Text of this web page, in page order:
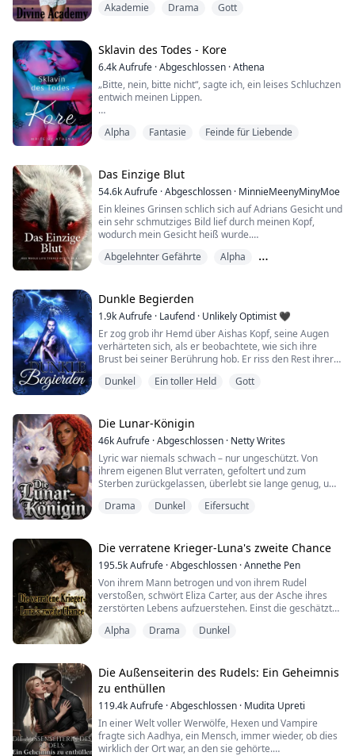
mit einem selbstgefälligen Grinsen im Gesicht.
während ich meine Hände von seinen Armen löste und
sie in sein Haar legte, um ihn zu mir herunterzuziehen.
DIES IST EIN REVERSE-HAREM-ROMAN - LESEN AU...
Akademie Drama Gott
Sklavin des Todes - Kore
6.4kAufrufe ·Abgeschlossen ·Athena
„Bitte, nein, bitte nicht“, sagte ich, ein leises Schluchzen
entwich meinen Lippen.
waren sie so wunderschön? Nein, ich durfte nicht so
„Ich bin eine geweihte Jungfrau der Göttin Athene“,
sagte ich zu ihm. Hades gefiel diese Antwort nicht.
„Ich werde dich bald brechen“, sagte ...
Alpha Fantasie Feinde für Liebende
Das Einzige Blut
54.6kAufrufe ·Abgeschlossen · MinnieMeenyMinyMoe
Ein kleines Grinsen schlich sich auf Adrians Gesicht und
ein sehr schmutziges Bild lief durch meinen Kopf,
wodurch mein Gesicht heiß wurde.
Oh Göttin....
meine Finger zwischen meine Schenkel gleiten lassen.
Es war, als würde ein Pornofilm in meinem Kopf
ablaufen. Ich wusste nicht, wie es bei Aiden und Logan
war, aber Adrian konnte meine Erregung...
Abgelehnter Gefährte
Alpha
Dunkle Begierden
1.9kAufrufe · Laufend · Unlikely Optimist 🖤
Er zog grob ihr Hemd über Aishas Kopf, seine Augen
verhärteten sich, als er beobachtete, wie sich ihre
Brust bei seiner Berührung hob. Er riss den Rest ihrer
packte er ihren Hals.
einem Finger über ihre Lippen. Sie nickte, unfähig zu
sprechen, während sie sich vor ihm niederließ. Seine
Auge...
Dunkel Ein toller Held Gott
Die Lunar-Königin
46kAufrufe ·Abgeschlossen · Netty Writes
Lyric war niemals schwach – nur ungeschützt. Von
ihrem eigenen Blut verraten, gefoltert und zum
Sterben zurückgelassen, überlebt sie lange genug, um
wiedergeborene Tochter der Mondgöttin und die
Cole, ihr wahrer Gefährte, steht an ihrer Seite, als sie in
ein Rudel zurückkehrt, das sie im Stich gelassen hat. L...
Drama Dunkel Eifersucht
Die verratene Krieger-Luna's zweite Chance
195.5kAufrufe ·Abgeschlossen ·Annethe Pen
Von ihrem Mann betrogen und von ihrem Rudel
verstoßen, schwört Eliza Carter, aus der Asche ihres
zerstörten Lebens aufzuerstehen. Einst die geschätzte
Stolz zurückzugewinnen und diejenigen, die ihr Unrecht
Verbindung zu dem Mann trennt, der sie gebroch...
Alpha Drama Dunkel
Die Außenseiterin des Rudels: Ein Geheimnis
zu enthüllen
119.4kAufrufe ·Abgeschlossen · Mudita Upreti
In einer Welt voller Werwölfe, Hexen und Vampire
fragte sich Aadhya, ein Mensch, immer wieder, ob dies
wirklich der Ort war, an den sie gehörte.